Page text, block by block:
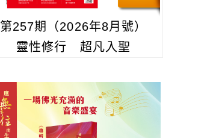
第257期（2026年8月號）
靈性修行 超凡入聖